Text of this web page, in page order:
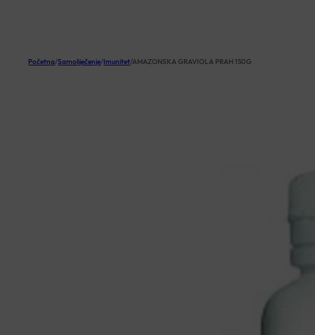
Početna/Samoliječenje/Imunitet/AMAZONSKA GRAVIOLA PRAH 150G